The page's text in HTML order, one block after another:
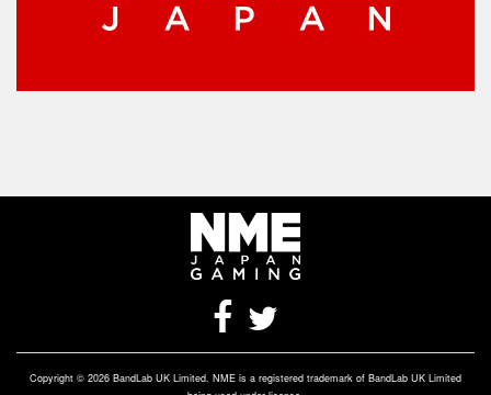
Copyright © 2026 BandLab UK Limited. NME is a registered trademark of BandLab UK Limited